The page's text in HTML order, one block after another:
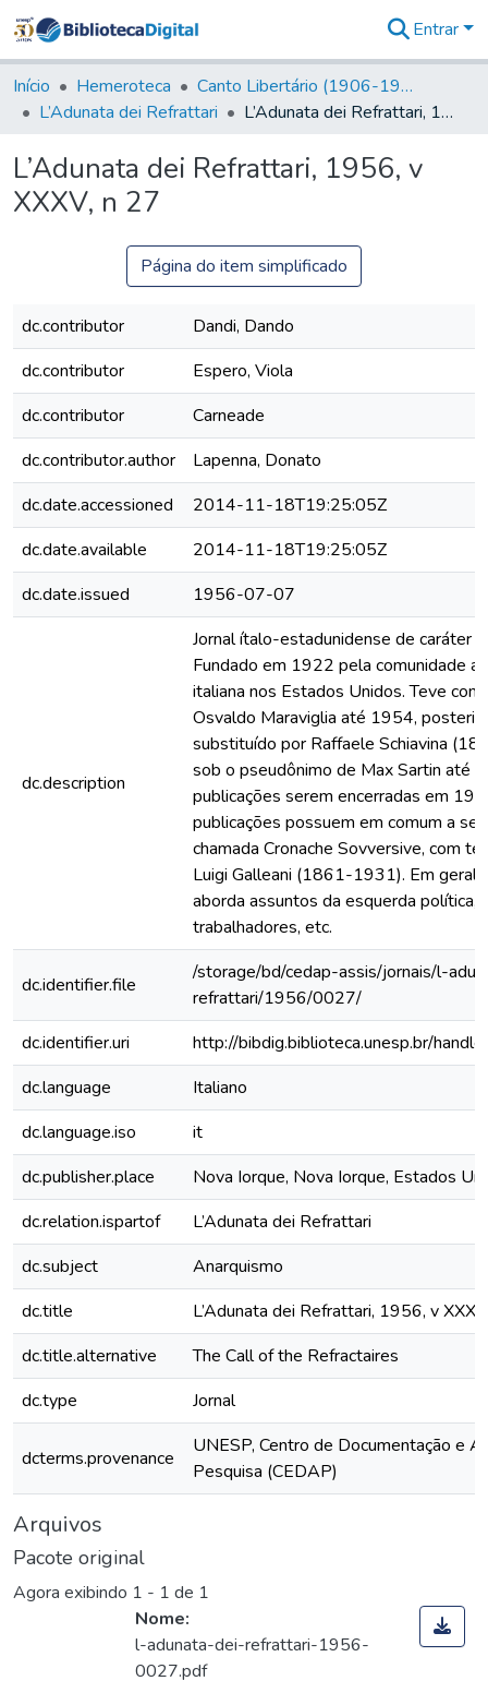
&
Coleções
Tudo na
Digital
Entrar
Início Hemeroteca
Canto Libertário (1906-1995)
L’Adunata dei Refrattari
L’Adunata dei Refrattari, 1956, v XXXV, n 27
L’Adunata dei Refrattari, 1956, v
XXXV, n 27
Página do item simplificado
dc.contributor
Dandi, Dando
dc.contributor
Espero, Viola
dc.contributor
Carneade
dc.contributor.author
Lapenna, Donato
dc.date.accessioned
2014-11-18T19:25:05Z
dc.date.available
2014-11-18T19:25:05Z
dc.date.issued
1956-07-07
dc.description
Jornal ítalo-estadunidense de caráter
Fundado em 1922 pela comunidade
italiana nos Estados Unidos. Teve
Osvaldo Maraviglia até 1954,
substituído por Raffaele Schiavina
sob o pseudônimo de Max Sartin até
publicações serem encerradas em
publicações possuem em comum a
chamada Cronache Sovversive, com
Luigi Galleani (1861-1931). Em geral,
aborda assuntos da esquerda política,
trabalhadores, etc.
dc.identifier.file
/storage/bd/cedap-assis/jornais/l-
refrattari/1956/0027/
dc.identifier.uri
http://bibdig.biblioteca.unesp.br/
dc.language
Italiano
dc.language.iso
it
dc.publisher.place
Nova Iorque, Nova Iorque, Estados
dc.relation.ispartof
L’Adunata dei Refrattari
dc.subject
Anarquismo
dc.title
L’Adunata dei Refrattari, 1956, v
dc.title.alternative
The Call of the Refractaires
dc.type
Jornal
dcterms.provenance
UNESP, Centro de Documentação e
Pesquisa (CEDAP)
Arquivos
Pacote original
Agora exibindo 1 - 1 de 1
Nome:
l-adunata-dei-refrattari-1956-
0027.pdf